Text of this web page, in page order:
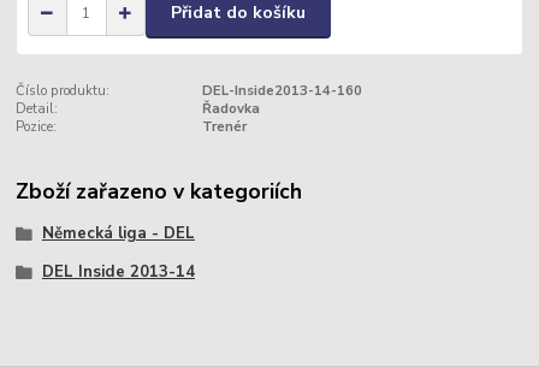
Přidat do košíku
Číslo produktu:
DEL-Inside2013-14-160
Detail:
Řadovka
Pozice:
Trenér
Zboží zařazeno v kategoriích
Německá liga - DEL
DEL Inside 2013-14